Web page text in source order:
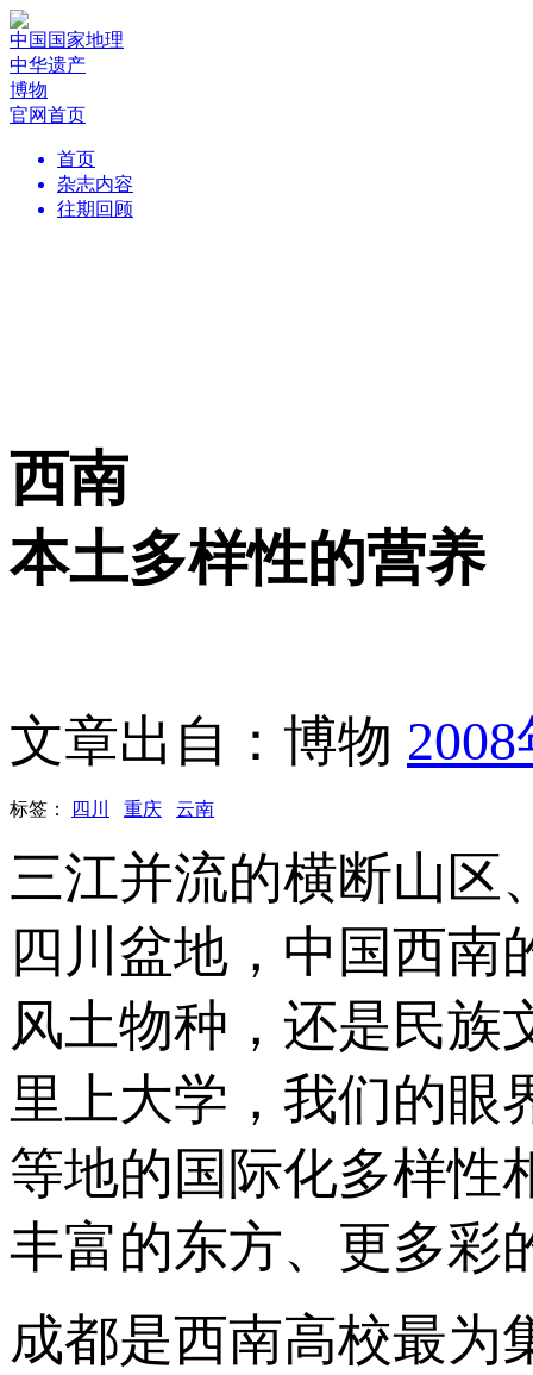
中国国家地理
中华遗产
博物
官网首页
首页
杂志内容
往期回顾
西南
本土多样性的营养
文章出自：博物
标签： 四川 重庆 云南
三江并流的横断山区
四川盆地，中国西南
风土物种，还是民族
里上大学，我们的眼
等地的国际化多样性
丰富的东方、更多彩
成都是西南高校最为